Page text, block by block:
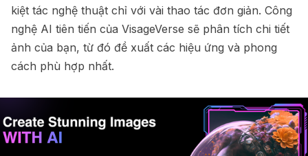
kiệt tác nghệ thuật chỉ với vài thao tác đơn giản. Công
nghệ AI tiên tiến của VisageVerse sẽ phân tích chi tiết
ảnh của bạn, từ đó đề xuất các hiệu ứng và phong
cách phù hợp nhất.